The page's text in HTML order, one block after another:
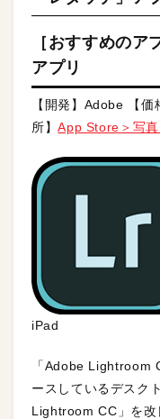
［おすすめのア
アプリ
【開発】Adobe 【
所】App Store＞写
iPad
「Adobe Lightroom
ースしているデスク
Lightroom CC」を改